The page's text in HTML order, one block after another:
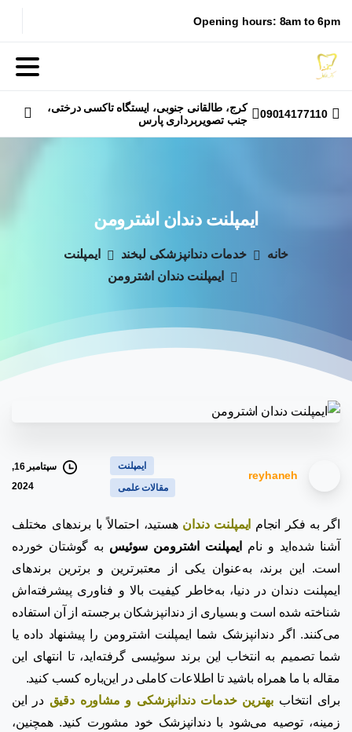
Opening hours: 8am to 6pm
09014177110
کرج، طالقانی جنوبی، ایستگاه تاکسی درختی،
جنب تصویربرداری پارس
جستجو
ایمپلنت دندان اشترومن
خانه خدمات دندانپزشکی لبخند
ایمپلنت
ایمپلنت دندان اشترومن
reyhaneh
ایمپلنت
مقالات علمی
سپتامبر 16,
2024
اگر به فکر انجام ایمپلنت دندان هستید، احتمالاً با برندهای مختلف
آشنا شده‌اید و نام
ایمپلنت اشترومن سوئیس به گوشتان خورده
است. این برند، به‌عنوان یکی از معتبرترین و برترین برندهای
ایمپلنت دندان در دنیا، به‌خاطر کیفیت بالا و فناوری پیشرفته‌اش
شناخته شده است و بسیاری از دندانپزشکان برجسته از آن استفاده
می‌کنند. اگر دندانپزشک شما ایمپلنت اشترومن را پیشنهاد داده یا
شما تصمیم به انتخاب این برند سوئیسی گرفته‌اید، تا انتهای این
مقاله با ما همراه باشید تا اطلاعات کاملی در این‌باره کسب کنید.
برای انتخاب بهترین خدمات دندانپزشکی و مشاوره دقیق در این
زمینه، توصیه می‌شود با دندانپزشک خود مشورت کنید. همچنین،